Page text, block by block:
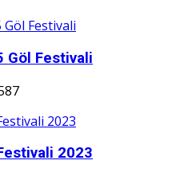
Göl Festivali
2023